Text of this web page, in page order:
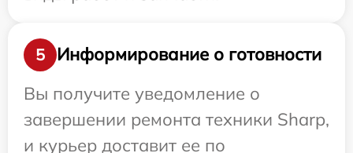
5
Информирование о готовности
Вы получите уведомление о
завершении ремонта техники Sharp,
и курьер доставит ее по